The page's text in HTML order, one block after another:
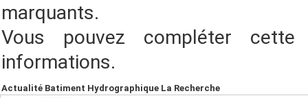
marquants.
Vous pouvez compléter
informations.
Actualité Batiment Hydrographique La Recherche